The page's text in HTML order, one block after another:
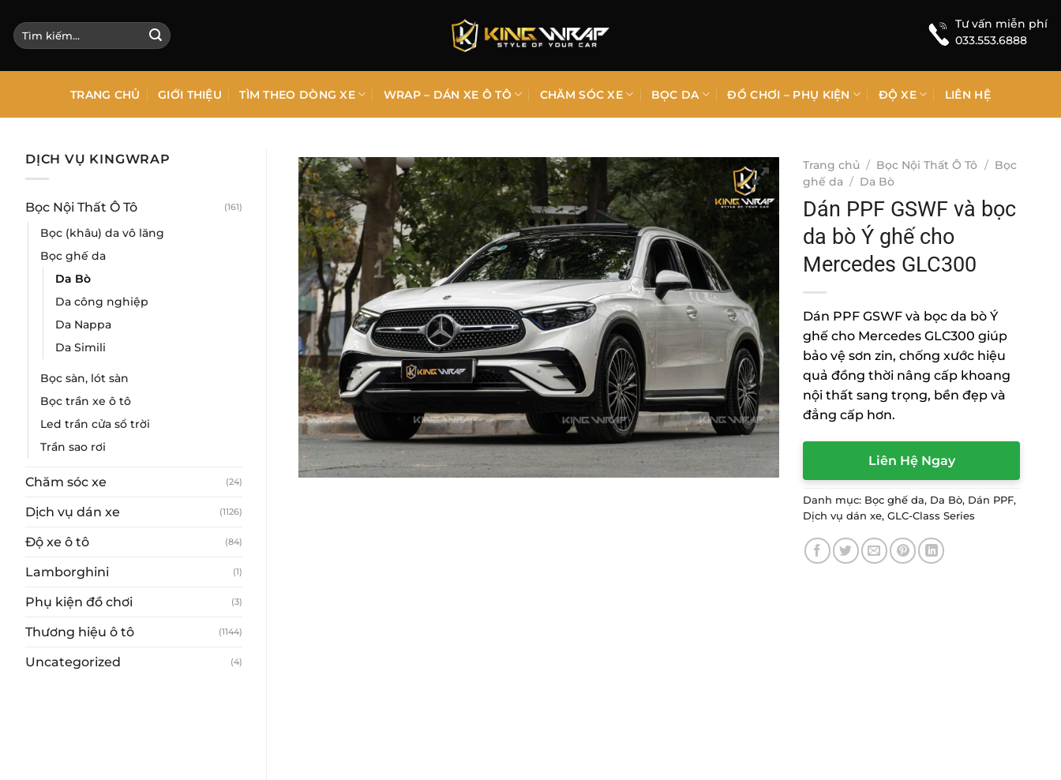
qua
nội
dung
Tìm
kiếm:
Tư vấn miễn phí
033.553.6888
TRANG CHỦ GIỚI THIỆU TÌM THEO DÒNG XE WRAP – DÁN XE Ô TÔ CHĂM SÓC XE BỌC DA ĐỒ CHƠI – PHỤ KIỆN ĐỘ XE LIÊN HỆ
DỊCH VỤ KINGWRAP
Bọc Nội Thất Ô Tô (161)
Bọc (khâu) da vô lăng
Bọc ghế da
Da Bò
Da công nghiệp
Da Nappa
Da Simili
Bọc sàn, lót sàn
Bọc trần xe ô tô
Led trần cửa sổ trời
Trần sao rơi
Chăm sóc xe (24)
Dịch vụ dán xe (1126)
Độ xe ô tô (84)
Lamborghini (1)
Phụ kiện đồ chơi (3)
Thương hiệu ô tô (1144)
Uncategorized (4)
Trang chủ / Bọc Nội Thất Ô Tô / Bọc
ghế da / Da Bò
Dán PPF GSWF và bọc
da bò Ý ghế cho
Mercedes GLC300
Dán PPF GSWF và bọc da bò Ý
ghế cho Mercedes GLC300 giúp
bảo vệ sơn zin, chống xước hiệu
quả đồng thời nâng cấp khoang
nội thất sang trọng, bền đẹp và
đẳng cấp hơn.
Liên Hệ Ngay
Danh mục: Bọc ghế da, Da Bò, Dán PPF,
Dịch vụ dán xe,GLC-Class Series